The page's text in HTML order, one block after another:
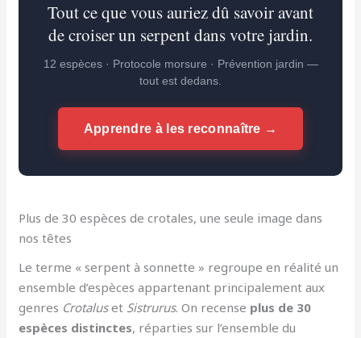
Tout ce que vous auriez dû savoir avant
de croiser un serpent dans votre jardin.
12 espèces · Protocole morsure · Prévention jardin —
tout est dedans.
Apprendre à les reconnaître →
Plus de 30 espèces de crotales, une seule image dans
nos têtes
Le terme « serpent à sonnette » regroupe en réalité un
ensemble d’espèces appartenant principalement aux
genres Crotaluset Sistrurus. On recense plus de 30
espèces distinctes, réparties sur l’ensemble du